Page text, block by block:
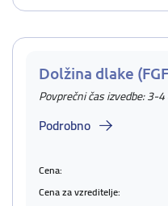
Dolžina dlake
Povprečni čas izvedbe: 3-
Podrobno
Cena:
Cena za vzreditelje: